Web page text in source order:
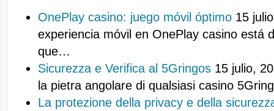
OnePlay casino: juego móvil óptimo 15
experiencia móvil en OnePlay casino está
que…
Sicurezza e Verifica al 5Gringos 15 julio,
la pietra angolare di qualsiasi casino
La protezione della privacy e della